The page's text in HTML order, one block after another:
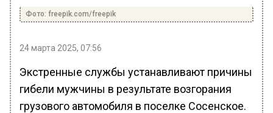
Фото: freepik.com/freepik
24 марта 2025, 07:56
Экстренные службы устанавливают причины
гибели мужчины в результате возгорания
грузового автомобиля в поселке Сосенское.